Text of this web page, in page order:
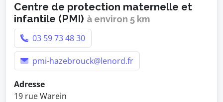
Centre de protection maternelle et
infantile (PMI) à environ 5 km
03 59 73 48 30
pmi-hazebrouck@lenord.fr
Adresse
19 rue Warein